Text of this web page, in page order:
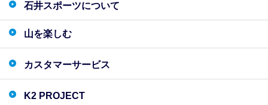
石井スポーツについて
山を楽しむ
カスタマーサービス
K2 PROJECT